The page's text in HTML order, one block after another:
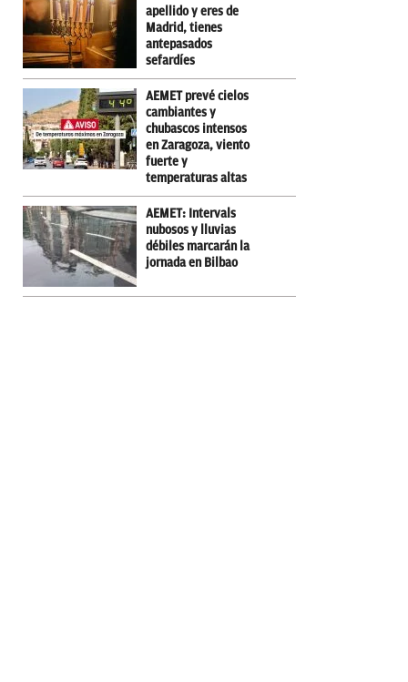
apellido y eres de
Madrid, tienes
antepasados
sefardíes
AEMET prevé cielos
cambiantes y
chubascos intensos
en Zaragoza, viento
fuerte y
temperaturas altas
AEMET: Intervals
nubosos y lluvias
débiles marcarán la
jornada en Bilbao